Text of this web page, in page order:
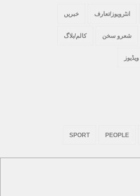
انٹرویوز/تعارف خبریں
شعرو سخن کالم/بلاگ
ویڈیوز
PEOPLE
SPORT